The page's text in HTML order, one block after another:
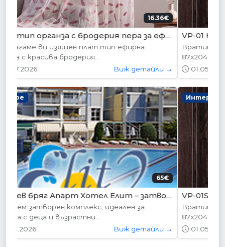
178.95€ (350лв.)
VP-01 Hepo
Вратите се предлагат в следните размери:
87х204см. 77х204см...
01.05.2026
Виж детайли →
Интериорни врати
204.52€ (400лв.)
VP-01S Hepo
Вратите се предлагат в следните размери:
87х204см. 77х204см...
01.05.2026
Виж детайли →